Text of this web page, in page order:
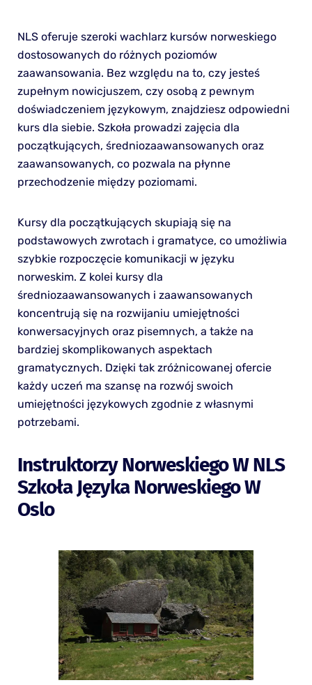
NLS oferuje szeroki wachlarz kursów norweskiego
dostosowanych do różnych poziomów
zaawansowania. Bez względu na to, czy jesteś
zupełnym nowicjuszem, czy osobą z pewnym
doświadczeniem językowym, znajdziesz odpowiedni
kurs dla siebie. Szkoła prowadzi zajęcia dla
początkujących, średniozaawansowanych oraz
zaawansowanych, co pozwala na płynne
przechodzenie między poziomami.
Kursy dla początkujących skupiają się na
podstawowych zwrotach i gramatyce, co umożliwia
szybkie rozpoczęcie komunikacji w języku
norweskim. Z kolei kursy dla
średniozaawansowanych i zaawansowanych
koncentrują się na rozwijaniu umiejętności
konwersacyjnych oraz pisemnych, a także na
bardziej skomplikowanych aspektach
gramatycznych. Dzięki tak zróżnicowanej ofercie
każdy uczeń ma szansę na rozwój swoich
umiejętności językowych zgodnie z własnymi
potrzebami.
Instruktorzy Norweskiego W NLS
Szkoła Języka Norweskiego W
Oslo